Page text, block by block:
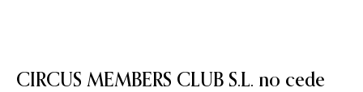
CIRCUS MEMBERS CLUB S.L. no cede